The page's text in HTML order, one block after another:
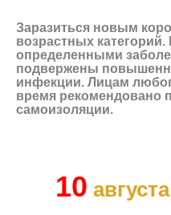
Заразиться новым
возрастных
определенными
подвержены
инфекции. Лицам
время рекомендовано
самоизоляции.
10